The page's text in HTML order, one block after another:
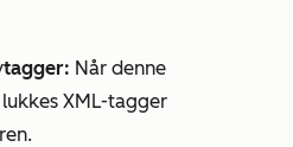
tagger: Når denne
XML-tagger